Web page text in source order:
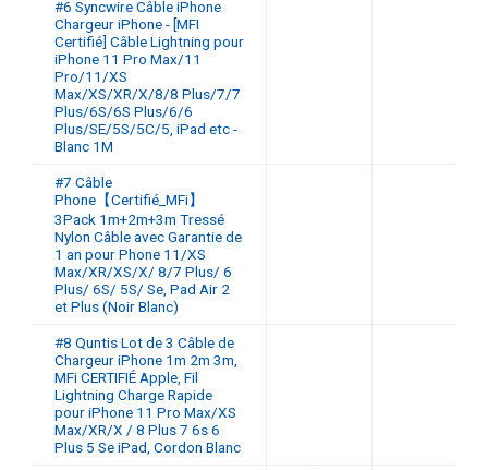
#6 Syncwire Câble iPhone
Chargeur iPhone - [MFI
Certifié] Câble Lightning pour
iPhone 11 Pro Max/11
Pro/11/XS
Max/XS/XR/X/8/8 Plus/7/7
Plus/6S/6S Plus/6/6
Plus/SE/5S/5C/5, iPad etc -
Blanc 1M
#7 Câble
Phone【Certifié_MFi】
3Pack 1m+2m+3m Tressé
Nylon Câble avec Garantie de
1 an pour Phone 11/XS
Max/XR/XS/X/ 8/7 Plus/ 6
Plus/ 6S/ 5S/ Se, Pad Air 2
et Plus (Noir Blanc)
#8 Quntis Lot de 3 Câble de
Chargeur iPhone 1m 2m 3m,
MFi CERTIFIÉ Apple, Fil
Lightning Charge Rapide
pour iPhone 11 Pro Max/XS
Max/XR/X / 8 Plus 7 6s 6
Plus 5 Se iPad, Cordon Blanc